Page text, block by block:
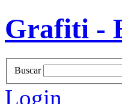
Grafiti -
Buscar
Login